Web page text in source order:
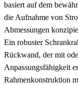
basiert auf dem
die Aufnahme von
Abmessungen
Ein robuster
Rückwand, der mit
Anpassungsfähigkeit
Rahmenkonstruktion